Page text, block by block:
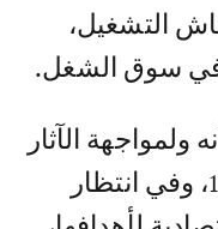
التشغيل،
في سوق الشغل.
ولمواجهة الآثار
المترتبة عن جائحة كوفيد-19، وفي انتظار